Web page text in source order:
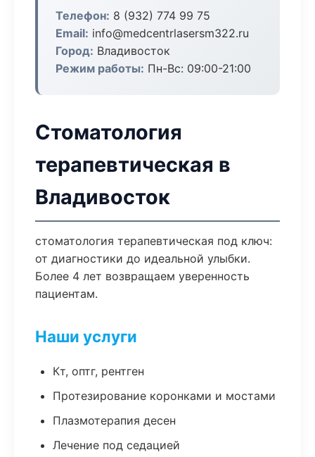
Телефон: 8 (932) 774 99 75
Email: info@medcentrlasersm322.ru
Город: Владивосток
Режим работы: Пн-Вс: 09:00-21:00
Стоматология
терапевтическая в
Владивосток
стоматология терапевтическая под ключ:
от диагностики до идеальной улыбки.
Более 4 лет возвращаем уверенность
пациентам.
Наши услуги
Кт, оптг, рентген
Протезирование коронками и мостами
Плазмотерапия десен
Лечение под седацией